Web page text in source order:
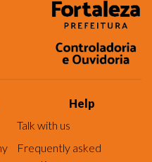
Help
Talk with us
Frequently asked